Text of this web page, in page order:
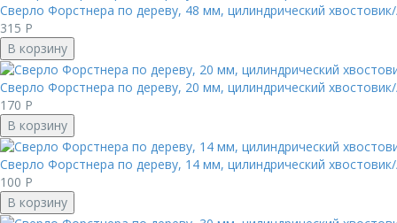
Сверло Форстнера по дереву, 48 мм, цилиндрический
315 Р
В корзину
Сверло Форстнера по дереву, 20 мм, цилиндрический
170 Р
В корзину
Сверло Форстнера по дереву, 14 мм, цилиндрический
100 Р
В корзину